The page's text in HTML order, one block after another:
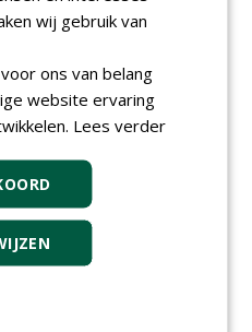
(m/v)
Kwekerij &
bij Diamant
bij DSV
Nederland B.V.
wij gebruik van
ons van belang
website ervaring
Lees verder